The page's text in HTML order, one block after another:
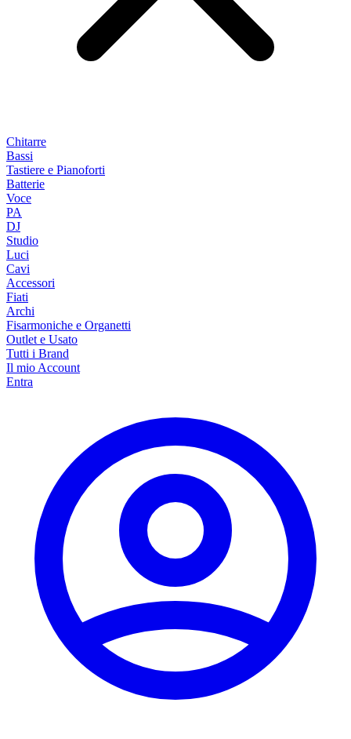
Chitarre
Bassi
Tastiere e Pianoforti
Batterie
Voce
PA
DJ
Studio
Luci
Cavi
Accessori
Fiati
Archi
Fisarmoniche e Organetti
Outlet e Usato
Tutti i Brand
Il mio Account
Entra